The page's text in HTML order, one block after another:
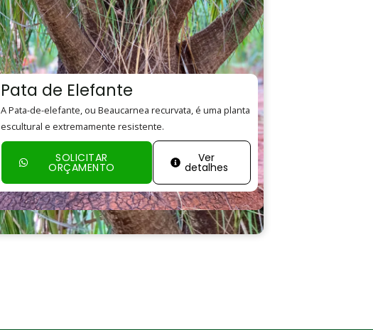
Pata de Elefante
A Pata-de-elefante, ou Beaucarnea recurvata, é uma planta
escultural e extremamente resistente.
SOLICITAR
ORÇAMENTO
Ver
detalhes